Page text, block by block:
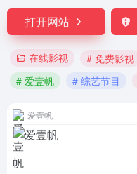
打开网站
在线影视 # 免费影视
# 爱壹帆
# 综艺节目
爱壹帆